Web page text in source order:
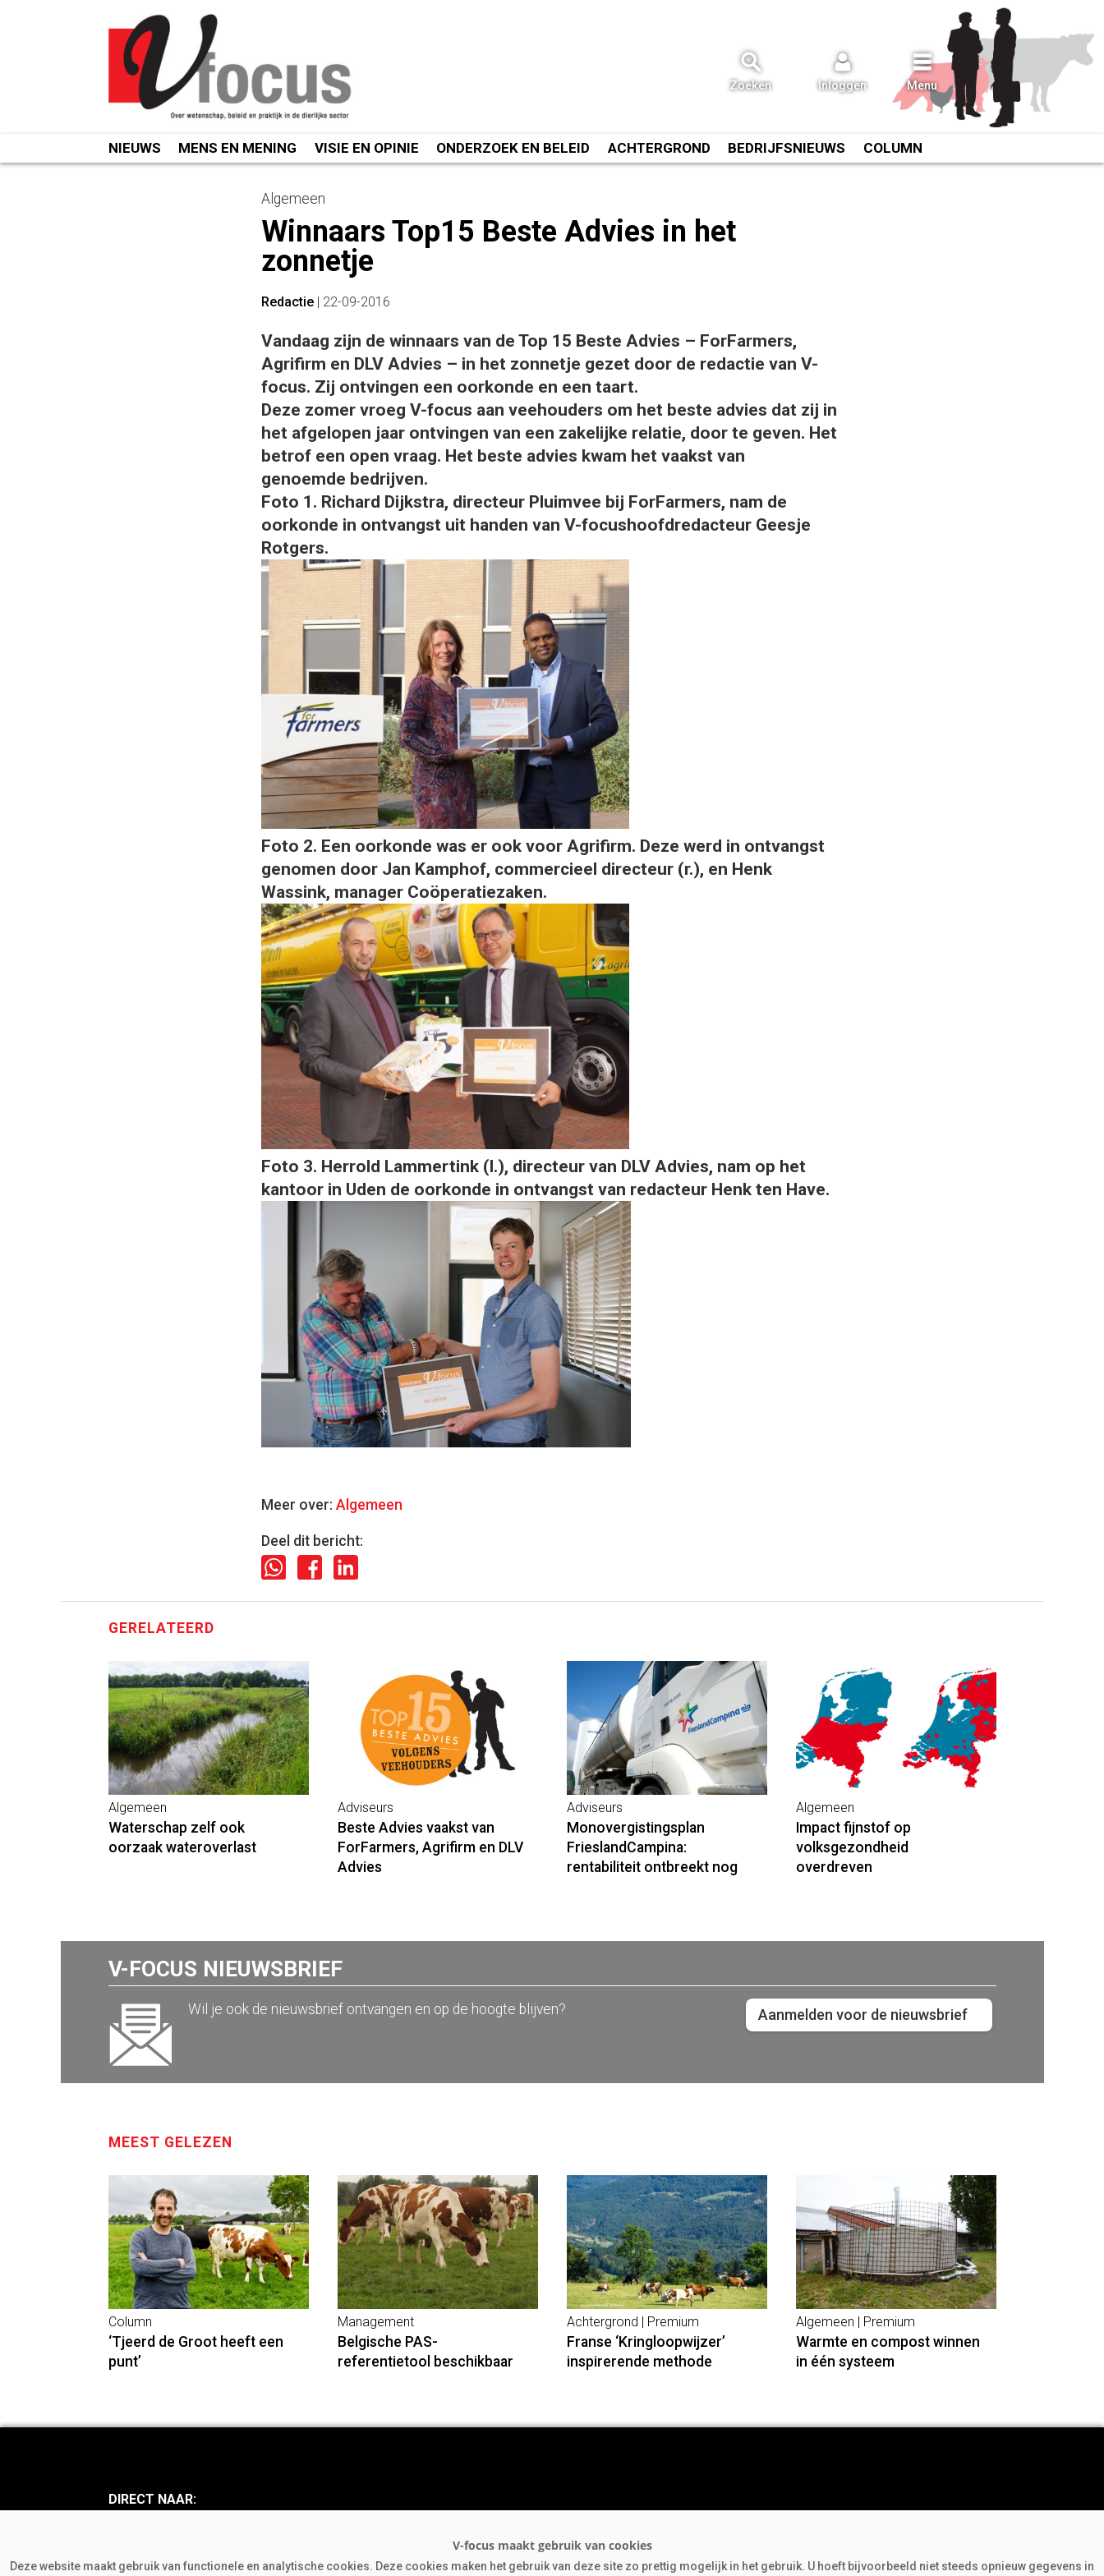
Zoeken Inloggen Menu
NIEUWS MENS EN MENING VISIE EN OPINIE ONDERZOEK EN BELEID ACHTERGROND BEDRIJFSNIEUWS COLUMN
Algemeen
Winnaars Top15 Beste Advies in het
zonnetje
Redactie| 22-09-2016
Vandaag zijn de winnaars van de Top 15 Beste Advies – ForFarmers,
Agrifirm en DLV Advies – in het zonnetje gezet door de redactie van V-
focus. Zij ontvingen een oorkonde en een taart.
Deze zomer vroeg V-focus aan veehouders om het beste advies dat zij in
het afgelopen jaar ontvingen van een zakelijke relatie, door te geven. Het
betrof een open vraag. Het beste advies kwam het vaakst van
genoemde bedrijven.
Foto 1. Richard Dijkstra, directeur Pluimvee bij ForFarmers, nam de
oorkonde in ontvangst uit handen van V-focushoofdredacteur Geesje
Rotgers.
Foto 2. Een oorkonde was er ook voor Agrifirm. Deze werd in ontvangst
genomen door Jan Kamphof, commercieel directeur (r.), en Henk
Wassink, manager Coöperatiezaken.
Foto 3. Herrold Lammertink (l.), directeur van DLV Advies, nam op het
kantoor in Uden de oorkonde in ontvangst van redacteur Henk ten Have.
Meer over: Algemeen
Deel dit bericht:
GERELATEERD
Algemeen
Waterschap zelf ook
oorzaak wateroverlast
Adviseurs
Beste Advies vaakst van
ForFarmers, Agrifirm en DLV
Advies
Adviseurs
Monovergistingsplan
FrieslandCampina:
rentabiliteit ontbreekt nog
Algemeen
Impact fijnstof op
volksgezondheid
overdreven
V-FOCUS NIEUWSBRIEF
Wil je ook de nieuwsbrief ontvangen en op de hoogte blijven? Aanmelden voor de nieuwsbrief
MEEST GELEZEN
Column
‘Tjeerd de Groot heeft een
punt’
Management
Belgische PAS-
referentietool beschikbaar
Achtergrond | Premium
Franse ‘Kringloopwijzer’
inspirerende methode
Algemeen | Premium
Warmte en compost winnen
in één systeem
DIRECT NAAR:
Deze website maakt gebruik van functionele en analytische cookies. Deze cookies maken het gebruik van deze site zo prettig mogelijk in het gebruik. U hoeft bijvoorbeeld niet steeds opnieuw gegevens in